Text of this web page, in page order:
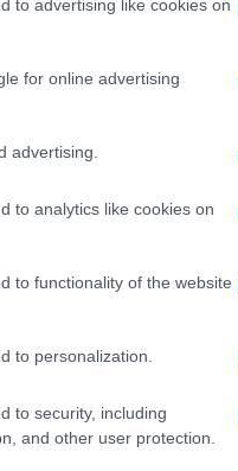
to advertising like cookies on
for online advertising
advertising.
to analytics like cookies on
to functionality of the website
to personalization.
to security, including
and other user protection.
η
Διεθνές
Νοέμβριο
αναρτώνται
που τις